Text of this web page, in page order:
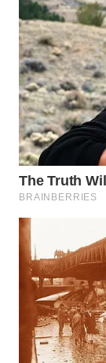
Utilize frases
impor limites
durante
“Olá,
casa; eu
gostaria
“Estou
de um
em outra
“Prefiro
horários,
restrita ao